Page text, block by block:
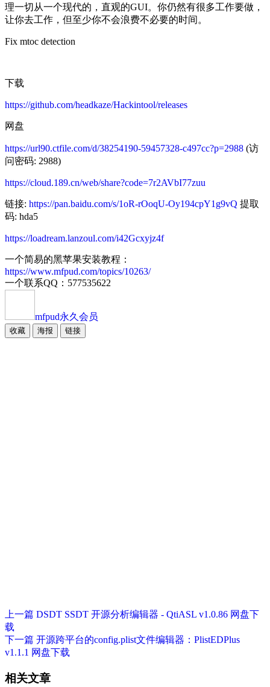
理一切从一个现代的，直观的GUI。你仍然有很多工作要做，
让你去工作，但至少你不会浪费不必要的时间。
Fix mtoc detection
下载
https://github.com/headkaze/Hackintool/releases
网盘
https://url90.ctfile.com/d/38254190-59457328-c497cc?p=2988 (访
问密码: 2988)
https://cloud.189.cn/web/share?code=7r2AVbI77zuu
链接: https://pan.baidu.com/s/1oR-rOoqU-Oy194cpY1g9vQ 提取
码: hda5
https://loadream.lanzoul.com/i42Gcxyjz4f
一个简易的黑苹果安装教程：
https://www.mfpud.com/topics/10263/
一个联系QQ：577535622
mfpud永久会员
收藏 海报 链接
上一篇 DSDT SSDT 开源分析编辑器 - QtiASL v1.0.86 网盘下
载
下一篇 开源跨平台的config.plist文件编辑器：PlistEDPlus
v1.1.1 网盘下载
相关文章